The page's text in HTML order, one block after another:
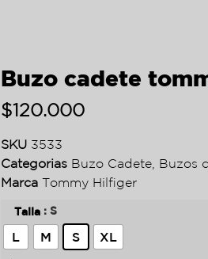
Buzo cadete
$120.000
SKU 3533
Categorias Buzo Cadete Buzos
Marca Tommy Hilfiger
Talla : S
L M S XL